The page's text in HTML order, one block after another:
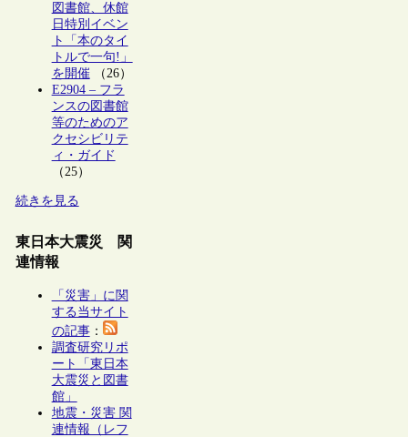
図書館、休館
日特別イベン
ト「本のタイ
トルで一句!」
を開催（26）
E2904 – フラ
ンスの図書館
等のためのア
クセシビリテ
ィ・ガイド
（25）
続きを見る
東日本大震災 関
連情報
「災害」に関
する当サイト
の記事：
調査研究リポ
ート「東日本
大震災と図書
館」
地震・災害 関
連情報（レフ